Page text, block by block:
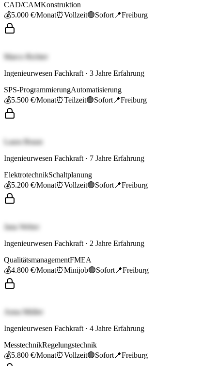
CAD/CAMKonstruktion
💰5.000 €/Monat⏰Vollzeit🟢Sofort 📍Freiburg
Marco Richter
Ingenieurwesen Fachkraft · 3 Jahre Erfahrung
SPS-ProgrammierungAutomatisierung
💰5.500 €/Monat⏰Teilzeit🟢Sofort 📍Freiburg
Laura Braun
Ingenieurwesen Fachkraft · 7 Jahre Erfahrung
ElektrotechnikSchaltplanung
💰5.200 €/Monat⏰Vollzeit🟢Sofort 📍Freiburg
Jana Weber
Ingenieurwesen Fachkraft · 2 Jahre Erfahrung
QualitätsmanagementFMEA
💰4.800 €/Monat⏰Minijob🟢Sofort 📍Freiburg
Anna Müller
Ingenieurwesen Fachkraft · 4 Jahre Erfahrung
MesstechnikRegelungstechnik
💰5.800 €/Monat⏰Vollzeit🟢Sofort 📍Freiburg